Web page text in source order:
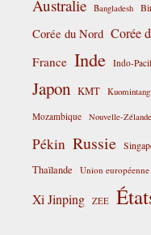
Australie Bangladesh
Corée du Nord Corée
France Inde Indo-
Japon KMT Kuomintang
Mozambique Nouvelle-Zélande
Pékin Russie
Thaïlande Union européenne
Xi Jinping ZEE